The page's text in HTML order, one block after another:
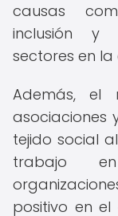
causas
inclusión y
sectores en
Además, el
asociaciones
tejido social
trabajo
positivo en